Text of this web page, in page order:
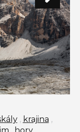
, krajina ,